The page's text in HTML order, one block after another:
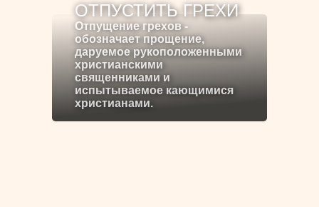
ОТПУСТИТЬ ГРЕХИ
Отпущение грехов -
обозначает прощение,
даруемое рукоположенными
христианскими
священниками и
испытываемое кающимися
христианами.